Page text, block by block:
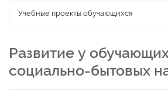
Учебные проекты обучающихся
Развитие у
социально-бытовых